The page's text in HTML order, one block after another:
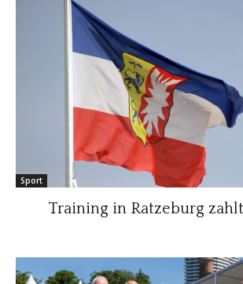
Sport
Training in Ratzeburg